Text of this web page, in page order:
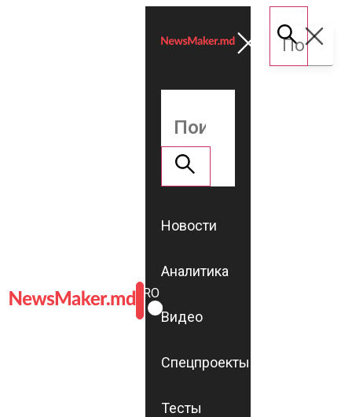
ROMÂNĂ
RU
Новости
Аналитика
Видео
Спецпроекты
Тесты